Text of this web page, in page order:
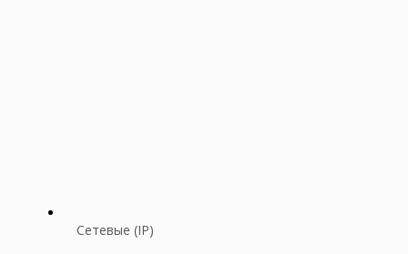
Сетевые (IP)